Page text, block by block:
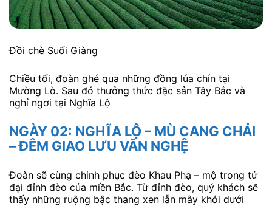
Đặc sản Tây Bắc
NGÀY 01: HÀ NỘI – BẢN CỎI – NGHĨA
LỘ
Cỏi tại vườn quốc gia Xuân Sơn. Sau đó, đoàn khởi
hành đi thăm khu sinh thái Suối Giàng nằm cạnh dãy
Fansipan hùng vĩ. Quý khách sẽ được chiêm ngưỡng
thức hương vị của chè San Tuyết Suối Giàng.